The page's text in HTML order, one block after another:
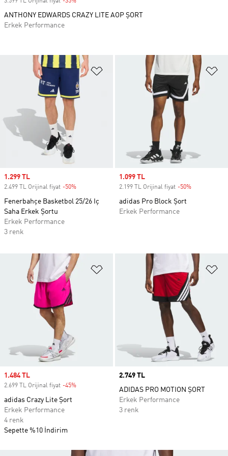
Favori Listesine Ekle
Sale price
1.299 TL
2.499 TL Orijinal fiyat -50%
Fenerbahçe Basketbol 25/26 Iç
Saha Erkek Şortu
Erkek Performance
3 renk
Sale price
1.099 TL
2.199 TL Orijinal fiyat -50%
adidas Pro Block Şort
Erkek Performance
Favori Listesine Ekle
Sale price
1.484 TL
2.699 TL Orijinal fiyat -45%
adidas Crazy Lite Şort
Erkek Performance
4 renk
Sepette %10 İndirim
Price
2.749 TL
ADIDAS PRO MOTION ŞORT
Erkek Performance
3 renk
ANTHONY EDWARDS CRAZY LITE AOP ŞORT
Erkek Performance